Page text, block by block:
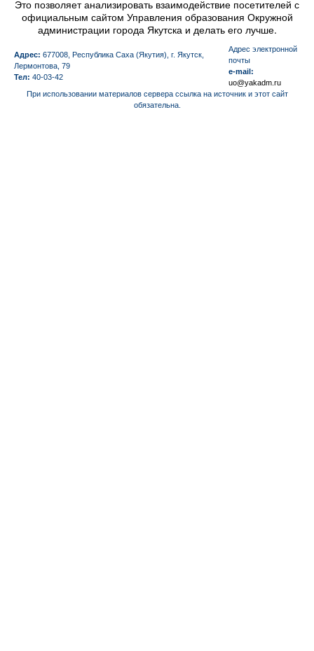
Это позволяет анализировать взаимодействие посетителей с
официальным сайтом Управления образования Окружной
администрации города Якутска и делать его лучше.
Адрес: 677008, Республика Саха (Якутия), г. Якутск,
Лермонтова, 79
Тел: 40-03-42
Aдрес электронной
почты
e-mail:
uo@yakadm.ru
При использовании материалов сервера ссылка на источник и этот сайт
обязательна.